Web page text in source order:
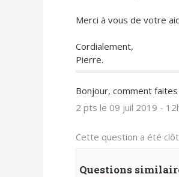
Merci à vous de votre
Cordialement,
Pierre.
Bonjour, comment
2 pts le 09 juil 2019 -
Cette question a été
Questions